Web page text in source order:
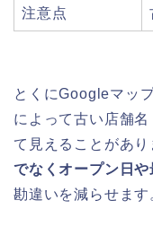
注意点
とくにGoogleマッ
によって古い店舗
て見えることがあり
でなくオープン日
勘違いを減らせます